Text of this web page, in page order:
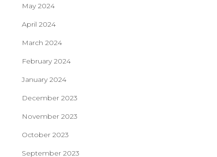
May 2024
April 2024
March 2024
February 2024
January 2024
December 2023
November 2023
October 2023
September 2023